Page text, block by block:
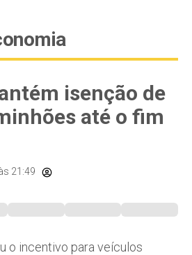
isenção de
até o fim
21:49
o incentivo para veículos